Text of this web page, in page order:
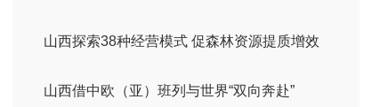
山西探索38种经营模式 促森林资源提质增效
山西借中欧（亚）班列与世界“双向奔赴”